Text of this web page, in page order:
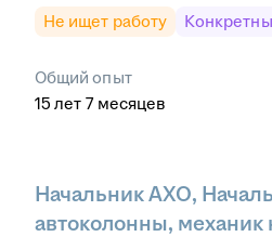
Не ищет работу
Общий опыт
15 лет 7 месяцев
Начальник АХО,
автоколонны, механик